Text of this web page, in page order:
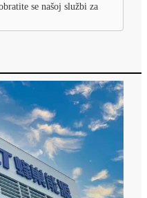
se našoj službi za